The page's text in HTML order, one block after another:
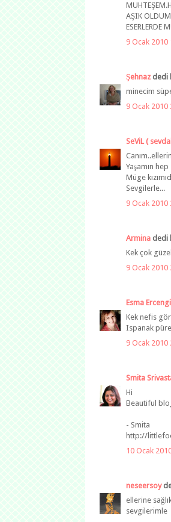
AŞIK
ESERLERDE
9 Ocak 2010
Şehnaz dedi
minecim
9 Ocak 2010
SeViL (
Yaşamın
Müge
Sevgilerle...
9 Ocak 2010
Armina dedi
Kek çok
9 Ocak 2010
Esma
Kek nefis
Ispanak
9 Ocak 2010
Smita
Hi
Beautiful
- Smita
http://
10 Ocak
neseersoy
ellerine
sevgilerimle